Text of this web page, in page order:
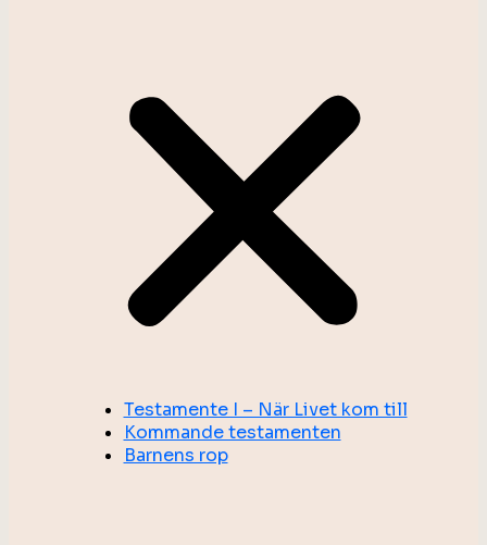
Testamente I – När Livet kom till
Kommande testamenten
Barnens rop